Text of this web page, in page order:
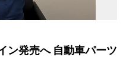
ン発売へ 自動車パーツ